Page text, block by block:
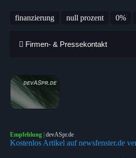
finanzierung null prozent 0%
Firmen- & Pressekontakt
Empfehlung | devASpr.de
Kostenlos Artikel auf newsfenster.de